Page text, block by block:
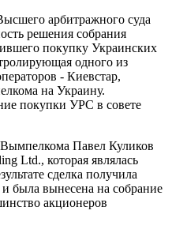
арбитражного суда
решения собрания
покупку Украинских
одного из
- Киевстар,
на Украину.
покупки УРС в совете
Павел Куликов
Ltd., которая являлась
сделка получила
была вынесена на собрание
акционеров